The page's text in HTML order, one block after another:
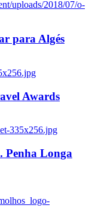
uploads/2018/07/o-
para Algés
Awards
335x256.jpg
Longa